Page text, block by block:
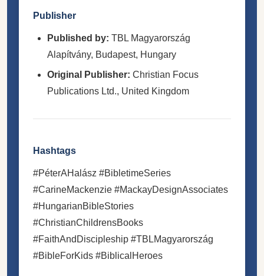
Publisher
Published by: TBL Magyarország
Alapítvány, Budapest, Hungary
Original Publisher: Christian Focus
Publications Ltd., United Kingdom
Hashtags
#PéterAHalász #BibletimeSeries
#CarineMackenzie #MackayDesignAssociates
#HungarianBibleStories
#ChristianChildrensBooks
#FaithAndDiscipleship #TBLMagyarország
#BibleForKids #BiblicalHeroes